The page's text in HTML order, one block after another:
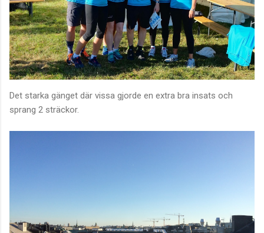
Det starka gänget där vissa gjorde en extra bra insats och
sprang 2 sträckor.